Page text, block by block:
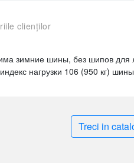
clienților
зимние шины, без шипов для
нагрузки 106 (950 кг)
Treci in